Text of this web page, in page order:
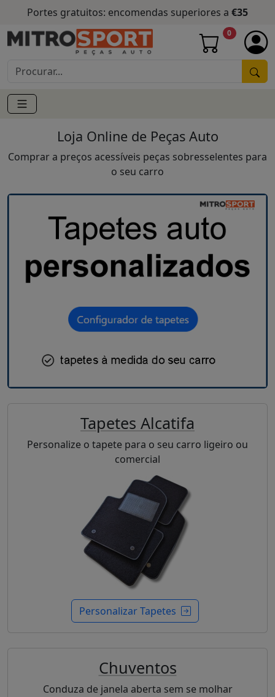
Portes gratuitos: encomendas superiores a €35
0
Loja Online de Peças Auto
Comprar a preços acessíveis peças sobresselentes para
o seu carro
Tapetes Alcatifa
Personalize o tapete para o seu carro ligeiro ou
comercial
Personalizar Tapetes
Chuventos
Conduza de janela aberta sem se molhar